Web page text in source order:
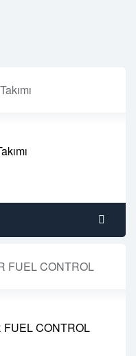
FUEL CONTROL